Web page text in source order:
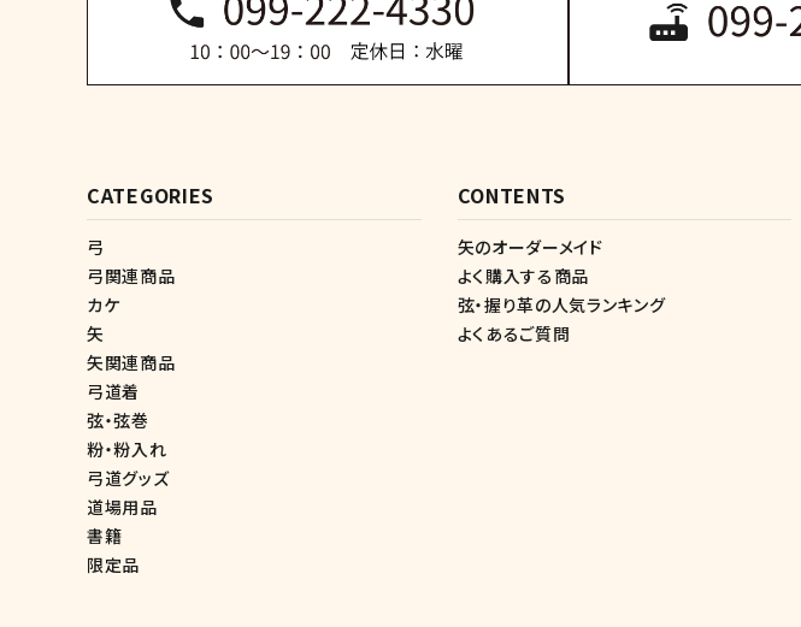
CATEGORIES
弓
弓関連商品
カケ
矢
矢関連商品
弓道着
弦・弦巻
粉・粉入れ
弓道グッズ
道場用品
書籍
限定品
CONTENTS
矢のオーダーメイド
よく購入する商品
弦・握り革の人気ランキング
よくあるご質問